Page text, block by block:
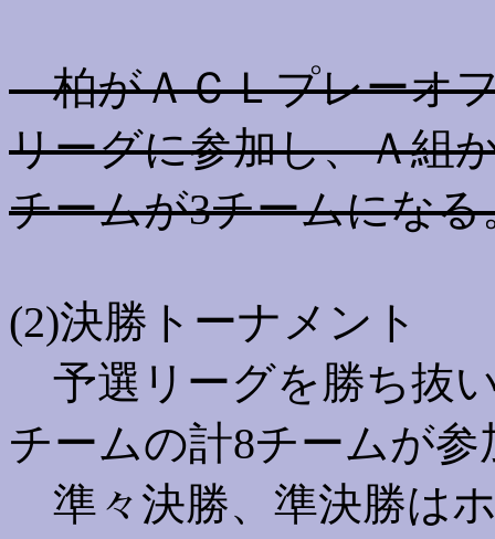
柏がＡＣＬプレーオ
リーグに参加し、Ａ組
チームが3チームになる
(2)決勝トーナメント
予選リーグを勝ち抜
チームの計8チームが参
準々決勝、準決勝は